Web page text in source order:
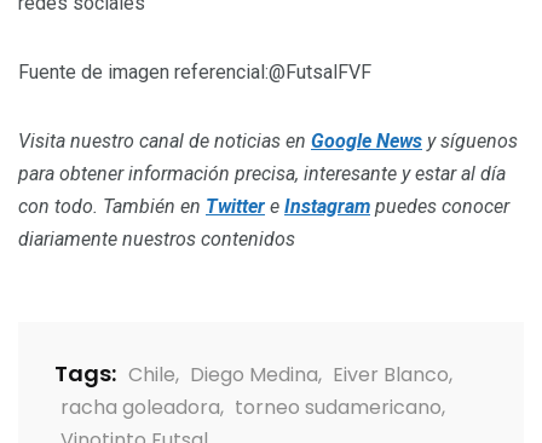
Fuente de imagen referencial:@FutsalFVF
Visita nuestro canal de noticias en Google News y síguenos
para obtener información precisa, interesante y estar al día
con todo. También en Twitter e Instagram puedes conocer
diariamente nuestros contenidos
Tags: Chile, Diego Medina, Eiver Blanco,
racha goleadora, torneo sudamericano,